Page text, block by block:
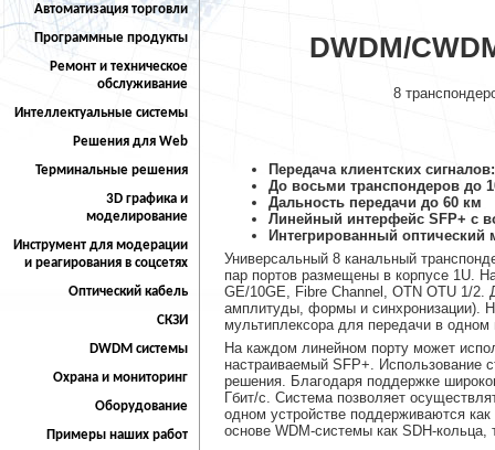
Автоматизация торговли
Программные продукты
Ремонт и техническое
обслуживание
Интеллектуальные системы
Решения для Web
Терминальные решения
3D графика и
моделирование
Инструмент для модерации
и реагирования в соцсетях
Оптический кабель
СКЗИ
DWDM системы
Охрана и мониторинг
Оборудование
Примеры наших работ
DWDM/
8
Передача клиентских
До восьми транспондеров до
Дальность передачи до 60 км
Линейный интерфейс SFP+ с
Интегрированный оптический
Универсальный 8 канальный
пар портов размещены в корпусе 1U.
GE/10GE, Fibre Channel, OTN OTU 1/2.
амплитуды, формы и синхронизации).
мультиплексора для передачи в
На каждом линейном порту может
настраиваемый SFP+. Использование
решения. Благодаря поддержке
Гбит/с. Система позволяет
одном устройстве поддерживаются
основе WDM-системы как SDH-кольца,